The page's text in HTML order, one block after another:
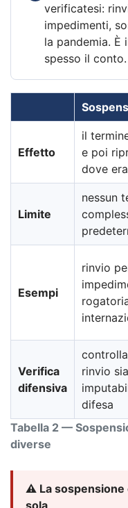
verificatesi:
impedimenti,
la pandemia. È
spesso il conto.
Tabella 2 —
diverse
Effetto
il
e poi
dove era
Limite
nessun
Esempi
rinvio
Verifica
difensiva
rinvio
difesa
⚠️ La sospensione
sola